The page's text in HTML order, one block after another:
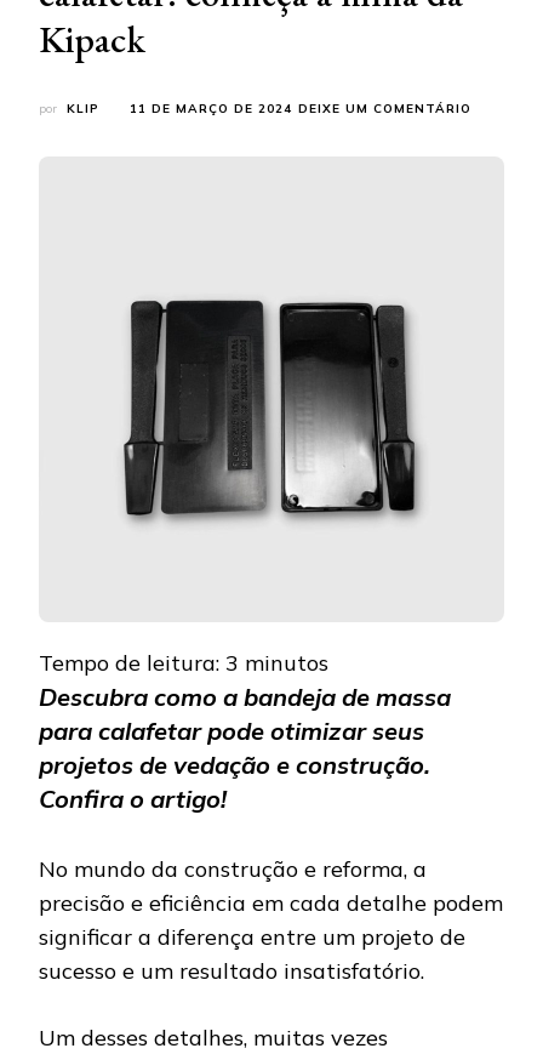
Kipack
por KLIP 11 DE MARÇO DE 2024 DEIXE UM COMENTÁRIO
Tempo de leitura: 3 minutos
Descubra como a bandeja de massa
para calafetar pode otimizar seus
projetos de vedação e construção.
Confira o artigo!
No mundo da construção e reforma, a
precisão e eficiência em cada detalhe podem
significar a diferença entre um projeto de
sucesso e um resultado insatisfatório.
Um desses detalhes, muitas vezes